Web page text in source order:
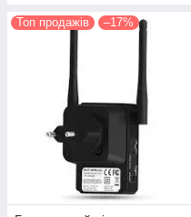
Топ продажів –17%